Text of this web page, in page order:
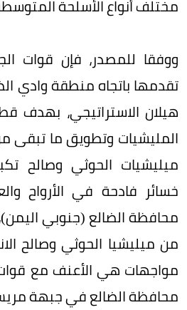
مختلف أنواع الأسلحة
ووفقا للمصدر، فإن قوات
تقدمها باتجاه منطقة وادي
هيلان الاستراتيجي، بهدف
المليشيات وتطويق ما تبقى
ميليشيات الحوثي وصالح
خسائر فادحة في الأرواح
من ميليشيا الحوثي وصالح
مواجهات هي الأعنف مع
محافظة الضالع في جبهة